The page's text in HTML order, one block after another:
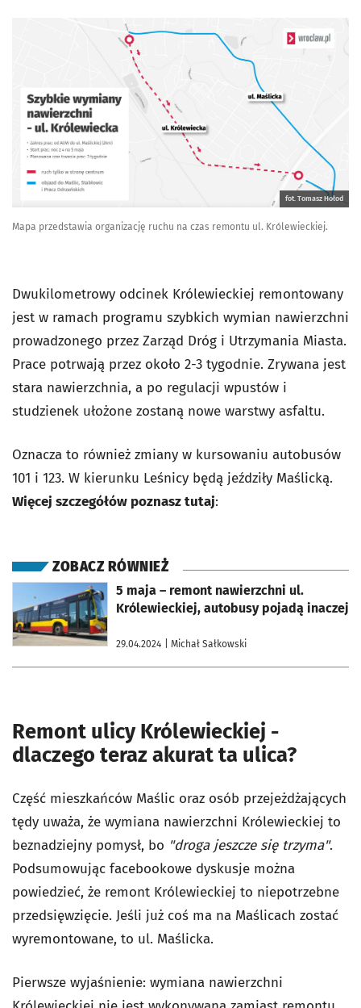
fot. Tomasz Hołod
Mapa przedstawia organizację ruchu na czas remontu ul. Królewieckiej.
Dwukilometrowy odcinek Królewieckiej remontowany
jest w ramach programu szybkich wymian nawierzchni
prowadzonego przez Zarząd Dróg i Utrzymania Miasta.
Prace potrwają przez około 2-3 tygodnie. Zrywana jest
stara nawierzchnia, a po regulacji wpustów i
studzienek ułożone zostaną nowe warstwy asfaltu.
Oznacza to również zmiany w kursowaniu autobusów
101 i 123. W kierunku Leśnicy będą jeździły Maślicką.
Więcej szczegółów poznasz tutaj:
ZOBACZ RÓWNIEŻ
5 maja – remont nawierzchni ul.
Królewieckiej, autobusy pojadą inaczej
29.04.2024 | Michał Sałkowski
otworzy się w nowej karcie
Remont ulicy Królewieckiej -
dlaczego teraz akurat ta ulica?
Część mieszkańców Maślic oraz osób przejeżdżających
tędy uważa, że wymiana nawierzchni Królewieckiej to
beznadziejny pomysł, bo "droga jeszcze się trzyma".
Podsumowując facebookowe dyskusje można
powiedzieć, że remont Królewieckiej to niepotrzebne
przedsięwzięcie. Jeśli już coś ma na Maślicach zostać
wyremontowane, to ul. Maślicka.
Pierwsze wyjaśnienie: wymiana nawierzchni